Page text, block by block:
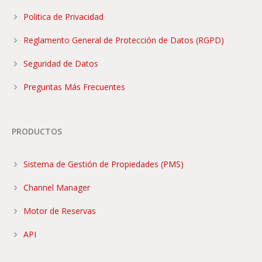
Politica de Privacidad
Reglamento General de Protección de Datos (RGPD)
Seguridad de Datos
Preguntas Más Frecuentes
PRODUCTOS
Sistema de Gestión de Propiedades (PMS)
Channel Manager
Motor de Reservas
API